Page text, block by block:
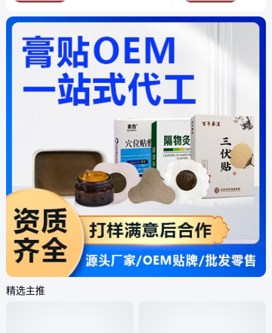
原材料成本、生产加工费
用以及必要的质检成本，
确保产品从原料到成品的
质量把控。若客户选择我
们提供的包装设计服务，
我们将根据设计的复杂程
度、风格要求等，收取相
[品牌 A]
对运动
精选主推